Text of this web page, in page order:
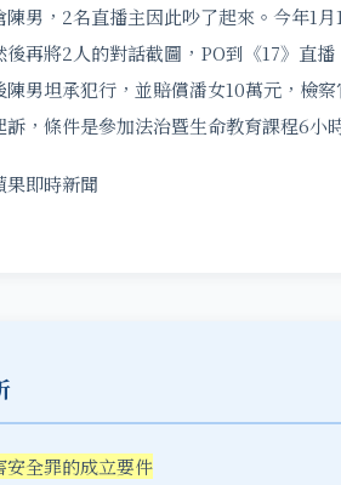
陳男，2名直播主因此吵了起來。今年1
後再將2人的對話截圖，PO到《17》直
男坦承犯行，並賠償潘女10萬元，檢
訴，條件是參加法治暨生命教育課程6小
果即時新聞
安全罪的成立要件